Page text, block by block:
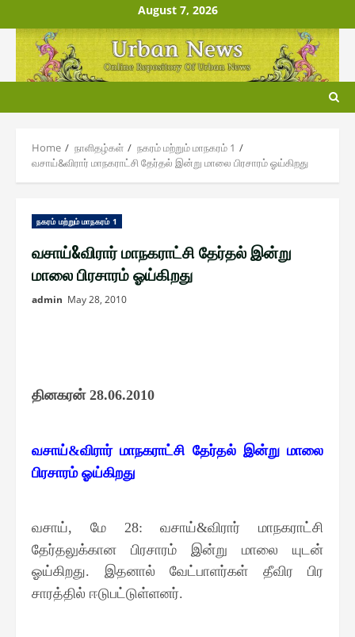
to
content
August 7, 2026
Home நாளிதழ்௧ள்
ந௧ரம் மற்றும் மாந௧ரம் 1
வசாய்&விரார் மாநகராட்சி தேர்தல் இன்று மாலை பிரசாரம் ஓய்கிறது
ந௧ரம் மற்றும் மாந௧ரம் 1
வசாய்&விரார் மாநகராட்சி தேர்தல் இன்று
மாலை பிரசாரம் ஓய்கிறது
admin May 28, 2010
தினகரன் 28.06.2010
வசாய்&விரார் மாநகராட்சி தேர்தல் இன்று மாலை
பிரசாரம் ஓய்கிறது
வசாய், மே 28:வசாய்&விரார் மாநகராட்சி
தேர்தலுக்கான பிரசாரம் இன்று மாலை யுடன்
ஓய்கிறது. இதனால் வேட்பாளர்கள் தீவிர பிர
சாரத்தில் ஈடுபட்டுள்ளனர்.